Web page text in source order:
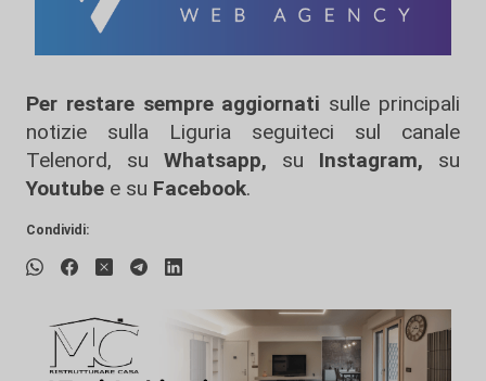
Per restare sempre aggiornati sulle principali
notizie sulla Liguria seguiteci sul canale
Telenord, su
Whatsapp, su Instagram, su
Youtube e su Facebook.
Condividi: